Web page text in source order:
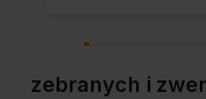
zebranych i